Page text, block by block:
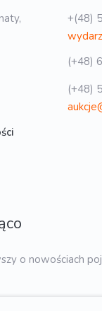
+(48)
(+48)
(+48)
o nowościach